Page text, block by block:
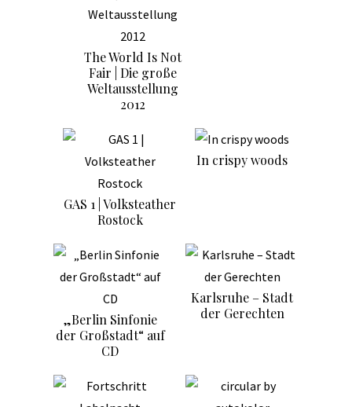
The World Is Not
Fair | Die große
Weltausstellung
2012
GAS 1 | Volksteather
Rostock
In crispy woods
„Berlin Sinfonie
der Großstadt“ auf
CD
Karlsruhe – Stadt
der Gerechten